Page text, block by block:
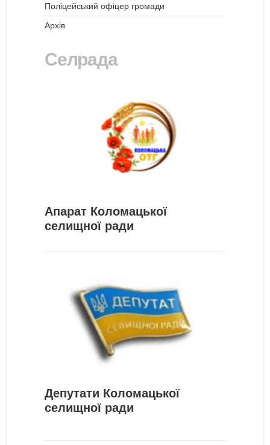
Поліцейський офіцер громади
Архів
Селрада
Апарат Коломацької
селищної ради
Депутати Коломацької
селищної ради